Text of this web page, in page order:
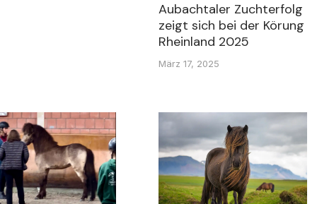
Aubachtaler Zuchterfolg
zeigt sich bei der Körung
Rheinland 2025
März 17, 2025